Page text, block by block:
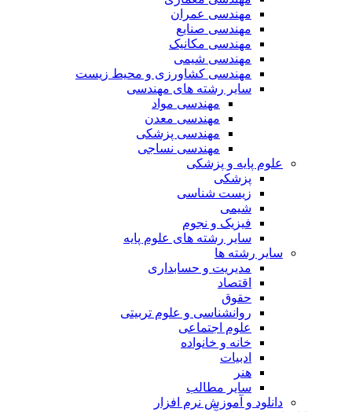
مهندسی عمران
مهندسی صنایع
مهندسی مکانیک
مهندسی شیمی
مهندسی کشاورزی و محیط زیست
سایر رشته های مهندسی
مهندسی مواد
مهندسی معدن
مهندسی پزشکی
مهندسی نساجی
علوم پایه و پزشکی
پزشکی
زیست شناسی
شیمی
فیزیک و نجوم
سایر رشته های علوم پایه
سایر رشته ها
مدیریت و حسابداری
اقتصاد
حقوق
روانشناسی و علوم تربیتی
علوم اجتماعی
خانه و خانواده
ادبیات
هنر
سایر مطالب
دانلود و آموزش نرم افزار